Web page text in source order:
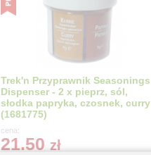
Trek'n Przyprawnik Seasonings
Dispenser - 2 x pieprz, sól,
słodka papryka, czosnek, curry
(1681775)
cena:
21.50 zł